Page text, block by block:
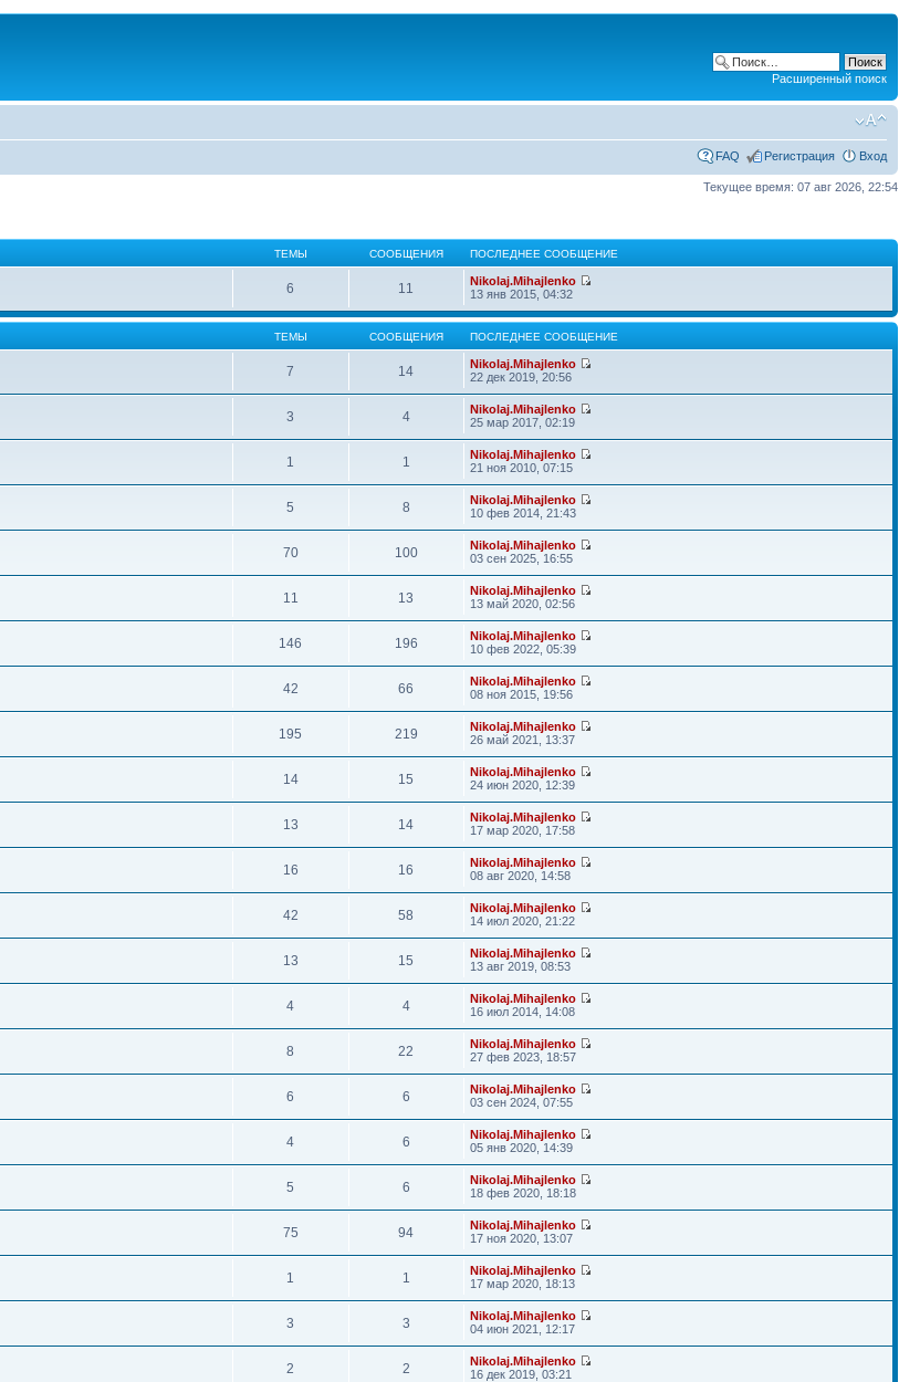
Расширенный поиск
FAQ Регистрация Вход
Текущее время: 07 авг 2026, 22:54
ТЕМЫ СООБЩЕНИЯ ПОСЛЕДНЕЕ СООБЩЕНИЕ
6 11
Nikolaj.Mihajlenko
13 янв 2015, 04:32
ТЕМЫ СООБЩЕНИЯ ПОСЛЕДНЕЕ СООБЩЕНИЕ
7 14
Nikolaj.Mihajlenko
22 дек 2019, 20:56
3 4
Nikolaj.Mihajlenko
25 мар 2017, 02:19
1 1
Nikolaj.Mihajlenko
21 ноя 2010, 07:15
5 8
Nikolaj.Mihajlenko
10 фев 2014, 21:43
70 100
Nikolaj.Mihajlenko
03 сен 2025, 16:55
11 13
Nikolaj.Mihajlenko
13 май 2020, 02:56
146 196
Nikolaj.Mihajlenko
10 фев 2022, 05:39
42 66
Nikolaj.Mihajlenko
08 ноя 2015, 19:56
195 219
Nikolaj.Mihajlenko
26 май 2021, 13:37
14 15
Nikolaj.Mihajlenko
24 июн 2020, 12:39
13 14
Nikolaj.Mihajlenko
17 мар 2020, 17:58
16 16
Nikolaj.Mihajlenko
08 авг 2020, 14:58
42 58
Nikolaj.Mihajlenko
14 июл 2020, 21:22
13 15
Nikolaj.Mihajlenko
13 авг 2019, 08:53
4 4
Nikolaj.Mihajlenko
16 июл 2014, 14:08
8 22
Nikolaj.Mihajlenko
27 фев 2023, 18:57
6 6
Nikolaj.Mihajlenko
03 сен 2024, 07:55
4 6
Nikolaj.Mihajlenko
05 янв 2020, 14:39
5 6
Nikolaj.Mihajlenko
18 фев 2020, 18:18
75 94
Nikolaj.Mihajlenko
17 ноя 2020, 13:07
1 1
Nikolaj.Mihajlenko
17 мар 2020, 18:13
3 3
Nikolaj.Mihajlenko
04 июн 2021, 12:17
2 2
Nikolaj.Mihajlenko
16 дек 2019, 03:21